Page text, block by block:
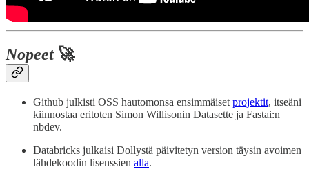
Nopeet🚀
Github julkisti OSS hautomonsa ensimmäiset projektit, itseäni
kiinnostaa eritoten Simon Willisonin Datasette ja Fastai:n
nbdev.
Databricks julkaisi Dollystä päivitetyn version täysin avoimen
lähdekoodin lisenssien alla.